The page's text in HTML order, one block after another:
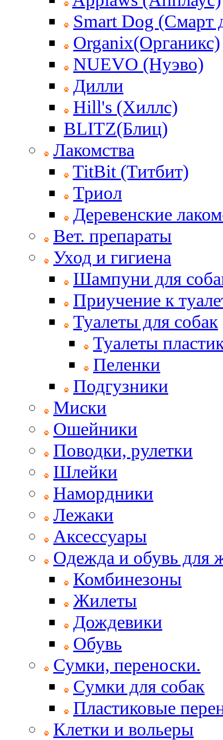
Smart Dog (Смарт
Organix(Органикс)
NUEVO (Нуэво)
Дилли
Hill's (Хиллс)
BLITZ(Блиц)
Лакомства
TitBit (Титбит)
Триол
Деревенские
Вет. препараты
Уход и гигиена
Шампуни для
Приучение к
Туалеты для собак
Туалеты
Пеленки
Подгузники
Миски
Ошейники
Поводки, рулетки
Шлейки
Намордники
Лежаки
Аксессуары
Одежда и обувь для
Комбинезоны
Жилеты
Дождевики
Обувь
Сумки, переноски.
Сумки для собак
Пластиковые
Клетки и вольеры